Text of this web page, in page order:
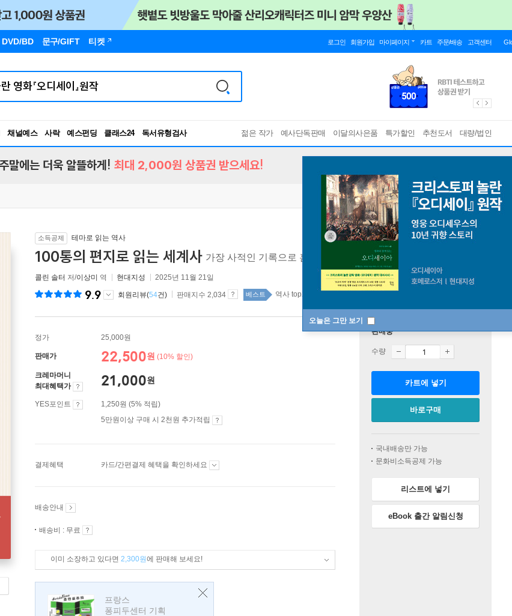
DVD/BD 문구/GIFT 티켓 로그인 회원가입 마이페이지 카트 주문/배송 고객센터
채널예스 사락 예스펀딩 클래스24
독서유형검사
RBTI Lab
젊은 작가 예사단독판매 이달의사은품 특가할인 추천도서 대량/법인
오늘은 그만 보기
말에는 더욱 알뜰하게! 최대 2,000원 상품권 받으세요!
소득공제 테마로 읽는 역사
100통의 편지로 읽는 세계사 가장 사적인 기록으로 훔쳐보는 역사 속 격동의 순간들
콜린 솔터 저/이상미 역 현대지성 2025년 11월 21일
9.9 회원리뷰(54건) 판매지수 2,034 베스트 역사 top20 1주
정가 25,000원
판매가 22,500원 (10% 할인)
크레마머니
최대혜택가
21,000원
YES포인트
1,250원 (5% 적립)
5만원이상 구매 시 2천원 추가적립
결제혜택 카드/간편결제 혜택을 확인하세요
배송안내
배송비 : 무료
이미 소장하고 있다면 2,300원에 판매해 보세요!
프랑스
퐁피두센터 기획
판매중
수량
카트에 넣기
바로구매
국내배송만 가능
문화비소득공제 가능
리스트에 넣기
eBook 출간 알림신청